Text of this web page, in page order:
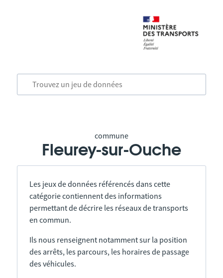
commune
Fleurey-sur-Ouche
Les jeux de données référencés dans cette
catégorie contiennent des informations
permettant de décrire les réseaux de transports
en commun.
Ils nous renseignent notamment sur la position
des arrêts, les parcours, les horaires de passage
des véhicules.